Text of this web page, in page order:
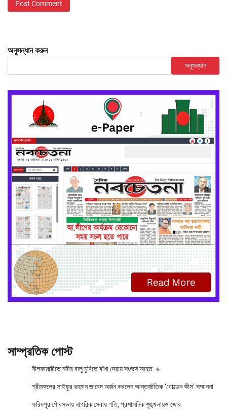
অনুসন্ধান করুন
অনুসন্ধান
সাম্প্রতিক পোস্ট
নীলফামারীতে নদীর বালু চুরিতে বাঁধা দেয়ায় সংঘর্ষে আহত- ৬
শ্রীমঙ্গলের সাইফুর রহমান জাবেদ অর্জন করলেন আন্তর্জাতিক ‘গোল্ডেন কীস’ সম্মাননা
ফরিদপুর পৌরসভায় নাগরিক সেবায় গতি, প্রশাসনিক শৃঙ্খলায়ও জোর